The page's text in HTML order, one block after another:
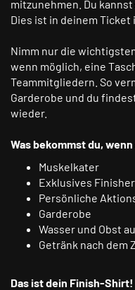
mitzunehmen. Du
Dies ist in deinem Ticket
Nimm nur die
wenn möglich, eine
Teammitgliedern. So
Garderobe und du
wieder.
Was bekommst du,
Muskelkater
Exklusives
Persönliche
Garderobe
Wasser und Obst
Getränk nach dem
Das ist dein Finish-Shirt!